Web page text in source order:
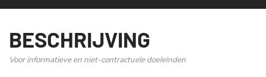
BESCHRIJVING
Voor informatieve en niet-contractuele doeleinden